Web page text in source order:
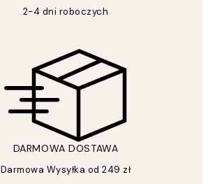
2-4 dni roboczych
DARMOWA DOSTAWA
Darmowa Wysyłka od 249 zł